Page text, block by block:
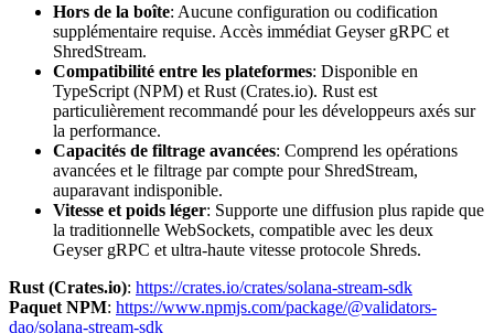
Hors de la boîte: Aucune configuration ou codification
supplémentaire requise. Accès immédiat Geyser gRPC et
ShredStream.
Compatibilité entre les plateformes: Disponible en
TypeScript (NPM) et Rust (Crates.io). Rust est
particulièrement recommandé pour les développeurs axés sur
la performance.
Capacités de filtrage avancées: Comprend les opérations
avancées et le filtrage par compte pour ShredStream,
auparavant indisponible.
Vitesse et poids léger: Supporte une diffusion plus rapide que
la traditionnelle WebSockets, compatible avec les deux
Geyser gRPC et ultra-haute vitesse protocole Shreds.
Rust (Crates.io): https://crates.io/crates/solana-stream-sdk
Paquet NPM: https://www.npmjs.com/package/@validators-
dao/solana-stream-sdk